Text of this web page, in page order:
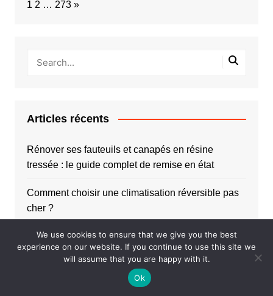
Page:
1 2 … 273 Next
»
Articles récents
Rénover ses fauteuils et canapés en résine
tressée : le guide complet de remise en état
Comment choisir une climatisation réversible pas
cher ?
Comment reconnaître les signes d’un burn-out ?
Agence immobilière rochelaise : sécurisez la vente
de votre bien à La Rochelle
We use cookies to ensure that we give you the best
experience on our website. If you continue to use this site we
will assume that you are happy with it.
Ok